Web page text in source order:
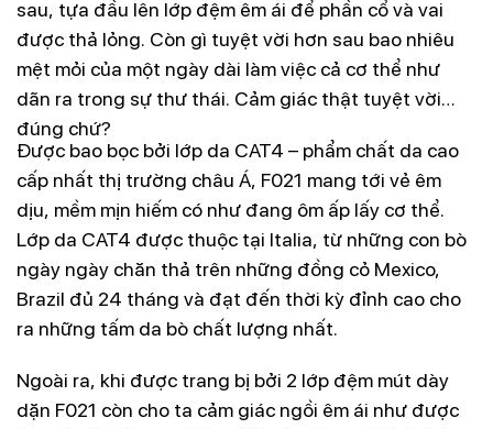
sau, tựa đầu lên lớp đệm êm ái để phần cổ và vai
được thả lỏng. Còn gì tuyệt vời hơn sau bao nhiêu
mệt mỏi của một ngày dài làm việc cả cơ thể như
dãn ra trong sự thư thái. Cảm giác thật tuyệt vời
đúng chứ?
Được bao bọc bởi lớp da CAT4 – phẩm chất da cao
cấp nhất thị trường châu Á, F021 mang tới vẻ êm
dịu, mềm mịn hiếm có như đang ôm ấp lấy cơ thể.
Lớp da CAT4 được thuộc tại Italia, từ những con bò
ngày ngày chăn thả trên những đồng cỏ Mexico,
Brazil đủ 24 tháng và đạt đến thời kỳ đỉnh cao cho
ra những tấm da bò chất lượng nhất.
Ngoài ra, khi được trang bị bởi 2 lớp đệm mút dày
dặn F021 còn cho ta cảm giác ngồi êm ái như được